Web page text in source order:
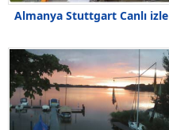
Almanya Stuttgart Canlı izle